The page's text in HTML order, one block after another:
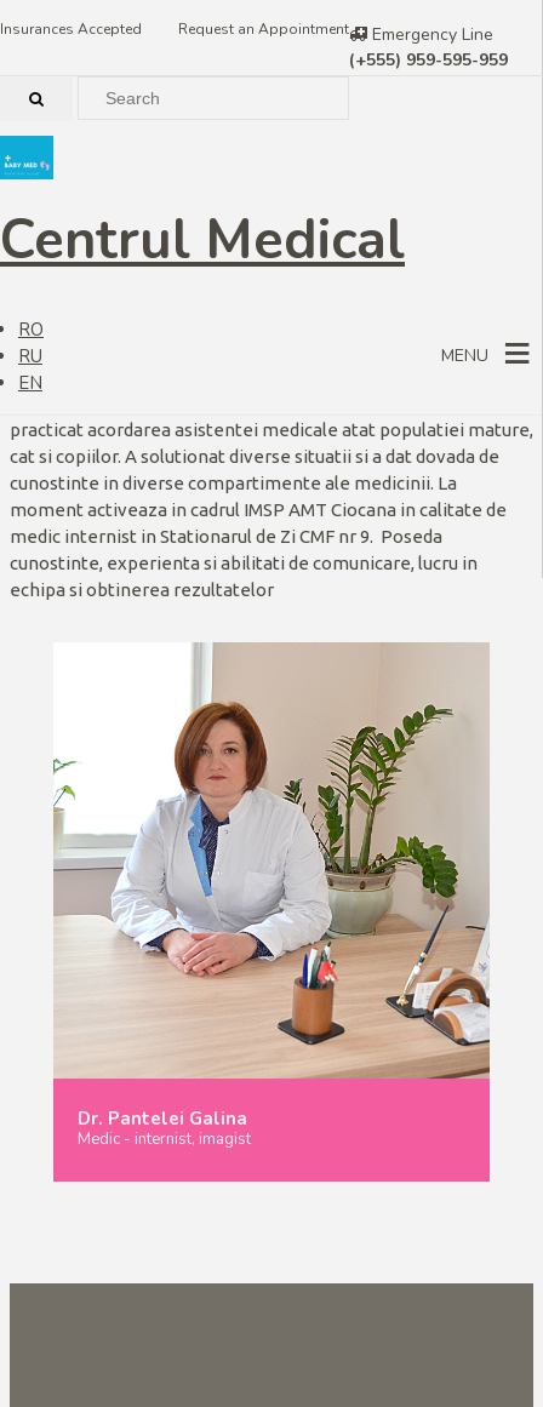
Insurances Accepted Request an Appointment
Emergency Line
(+555) 959-595-959
Centrul Medical
MENU
RO
RU
EN
Dr. Pantelei Galina
Medic cu o vechime impunatoare de activitate in terapie si
medicina de urgenta, abilitati in ultrasonografie. Mai mult de 10
practicat acordarea asistentei medicale atat populatiei mature,
cat si copiilor. A solutionat diverse situatii si a dat dovada de
cunostinte in diverse compartimente ale medicinii. La
moment activeaza in cadrul IMSP AMT Ciocana in calitate de
medic internist in Stationarul de Zi CMF nr 9. Poseda
cunostinte, experienta si abilitati de comunicare, lucru in
echipa si obtinerea rezultatelor
Dr. Pantelei Galina
Medic - internist, imagist